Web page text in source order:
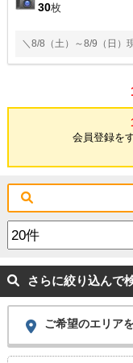
30枚
＼8/8（土）～8/9（日）
会員登録を
さらに絞り込んで
ご希望のエリア